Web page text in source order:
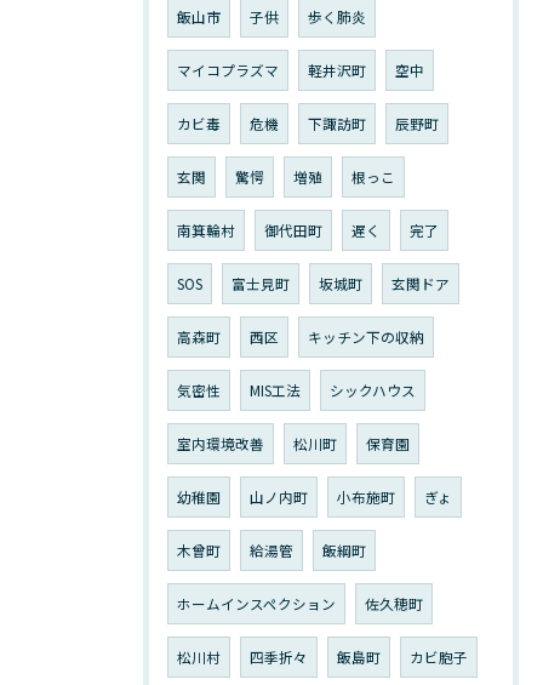
飯山市 子供 歩く肺炎
マイコプラズマ 軽井沢町 空中
カビ毒 危機 下諏訪町 辰野町
玄関 驚愕 増殖 根っこ
南箕輪村 御代田町 遅く 完了
SOS 富士見町 坂城町 玄関ドア
高森町 西区 キッチン下の収納
気密性 MIS工法 シックハウス
室内環境改善 松川町 保育園
幼稚園 山ノ内町 小布施町 ぎょ
木曾町 給湯管 飯綱町
ホームインスペクション 佐久穂町
松川村 四季折々 飯島町 カビ胞子